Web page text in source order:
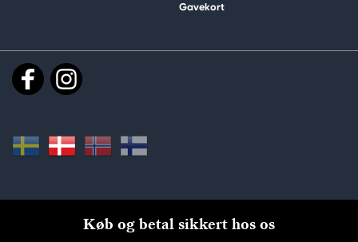
Gavekort
Køb og betal sikkert hos os